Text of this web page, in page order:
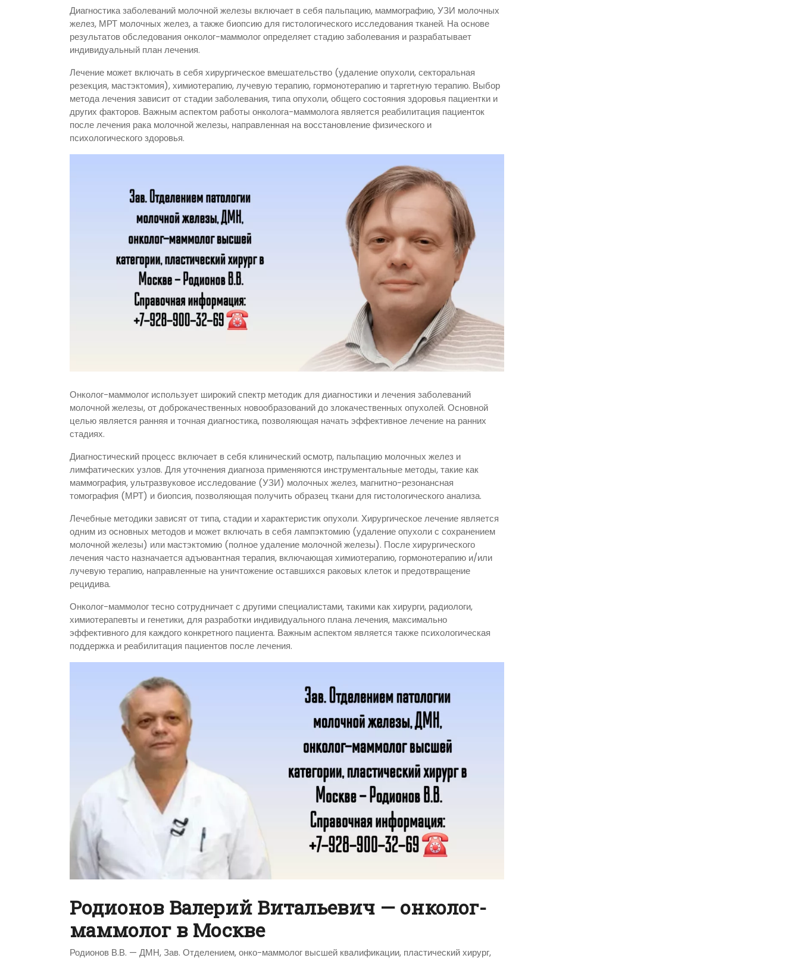
Диагностика заболеваний молочной железы включает в себя пальпацию, маммографию, УЗИ молочных
желез, МРТ молочных желез, а также биопсию для гистологического исследования тканей. На основе
результатов обследования онколог-маммолог определяет стадию заболевания и разрабатывает
индивидуальный план лечения.
Лечение может включать в себя хирургическое вмешательство (удаление опухоли, секторальная
резекция, мастэктомия), химиотерапию, лучевую терапию, гормонотерапию и таргетную терапию. Выбор
метода лечения зависит от стадии заболевания, типа опухоли, общего состояния здоровья пациентки и
других факторов. Важным аспектом работы онколога-маммолога является реабилитация пациенток
после лечения рака молочной железы, направленная на восстановление физического и
психологического здоровья.
Онколог-маммолог использует широкий спектр методик для диагностики и лечения заболеваний
молочной железы, от доброкачественных новообразований до злокачественных опухолей. Основной
целью является ранняя и точная диагностика, позволяющая начать эффективное лечение на ранних
стадиях.
Диагностический процесс включает в себя клинический осмотр, пальпацию молочных желез и
лимфатических узлов. Для уточнения диагноза применяются инструментальные методы, такие как
маммография, ультразвуковое исследование (УЗИ) молочных желез, магнитно-резонансная
томография (МРТ) и биопсия, позволяющая получить образец ткани для гистологического анализа.
Лечебные методики зависят от типа, стадии и характеристик опухоли. Хирургическое лечение является
одним из основных методов и может включать в себя лампэктомию (удаление опухоли с сохранением
молочной железы) или мастэктомию (полное удаление молочной железы). После хирургического
лечения часто назначается адъювантная терапия, включающая химиотерапию, гормонотерапию и/или
лучевую терапию, направленные на уничтожение оставшихся раковых клеток и предотвращение
рецидива.
Онколог-маммолог тесно сотрудничает с другими специалистами, такими как хирурги, радиологи,
химиотерапевты и генетики, для разработки индивидуального плана лечения, максимально
эффективного для каждого конкретного пациента. Важным аспектом является также психологическая
поддержка и реабилитация пациентов после лечения.
Родионов Валерий Витальевич — онколог-
маммолог в Москве
Родионов В.В. — ДМН, Зав. Отделением, онко-маммолог высшей квалификации, пластический хирург,